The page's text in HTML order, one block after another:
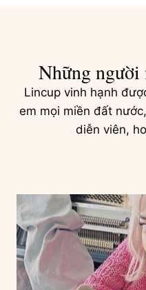
Những
Lincup vinh hạnh
em mọi miền đất
diễn viên,